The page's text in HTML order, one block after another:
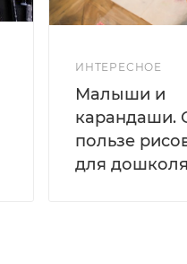
ИНТЕРЕСНОЕ
Малыши и
карандаши.
пользе
для